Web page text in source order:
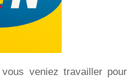
veniez travailler pour